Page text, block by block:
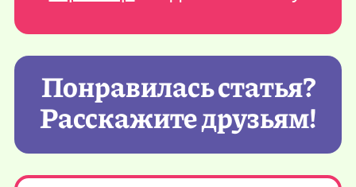
Понравилась статья?
Расскажите друзьям!